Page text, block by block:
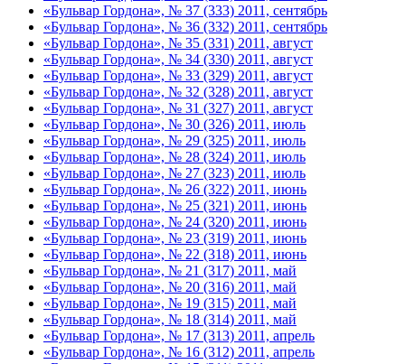
«Бульвар Гордона», № 37 (333) 2011, сентябрь
«Бульвар Гордона», № 36 (332) 2011, сентябрь
«Бульвар Гордона», № 35 (331) 2011, август
«Бульвар Гордона», № 34 (330) 2011, август
«Бульвар Гордона», № 33 (329) 2011, август
«Бульвар Гордона», № 32 (328) 2011, август
«Бульвар Гордона», № 31 (327) 2011, август
«Бульвар Гордона», № 30 (326) 2011, июль
«Бульвар Гордона», № 29 (325) 2011, июль
«Бульвар Гордона», № 28 (324) 2011, июль
«Бульвар Гордона», № 27 (323) 2011, июль
«Бульвар Гордона», № 26 (322) 2011, июнь
«Бульвар Гордона», № 25 (321) 2011, июнь
«Бульвар Гордона», № 24 (320) 2011, июнь
«Бульвар Гордона», № 23 (319) 2011, июнь
«Бульвар Гордона», № 22 (318) 2011, июнь
«Бульвар Гордона», № 21 (317) 2011, май
«Бульвар Гордона», № 20 (316) 2011, май
«Бульвар Гордона», № 19 (315) 2011, май
«Бульвар Гордона», № 18 (314) 2011, май
«Бульвар Гордона», № 17 (313) 2011, апрель
«Бульвар Гордона», № 16 (312) 2011, апрель